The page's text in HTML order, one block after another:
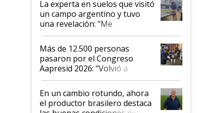
La experta en suelos que visitó
un campo argentino y tuvo
una revelación: "Me
impresionó mucho"
Más de 12.500 personas
pasaron por el Congreso
Aapresid 2026: "Volvió a
demostrar que hablar del
suelo es hablar de todo el
sistema productivo"
En un cambio rotundo, ahora
el productor brasilero destaca